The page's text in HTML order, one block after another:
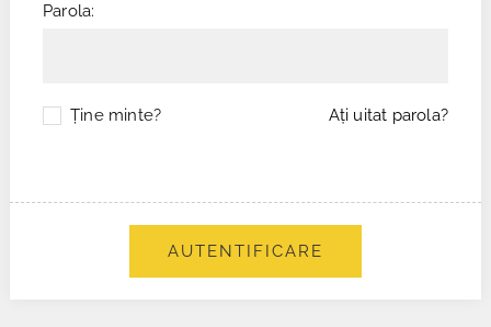
Parola:
Ţine minte? Aţi uitat parola?
AUTENTIFICARE